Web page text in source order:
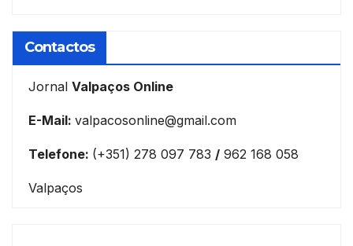
Contactos
Jornal Valpaços Online
E-Mail: valpacosonline@gmail.com
Telefone: (+351) 278 097 783 / 962 168 058
Valpaços